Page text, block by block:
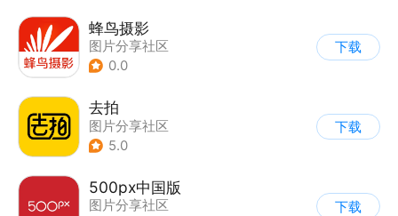
蜂鸟摄影
图片分享社区
0.0
下载
去拍
图片分享社区
5.0
下载
500px中国版
图片分享社区
下载